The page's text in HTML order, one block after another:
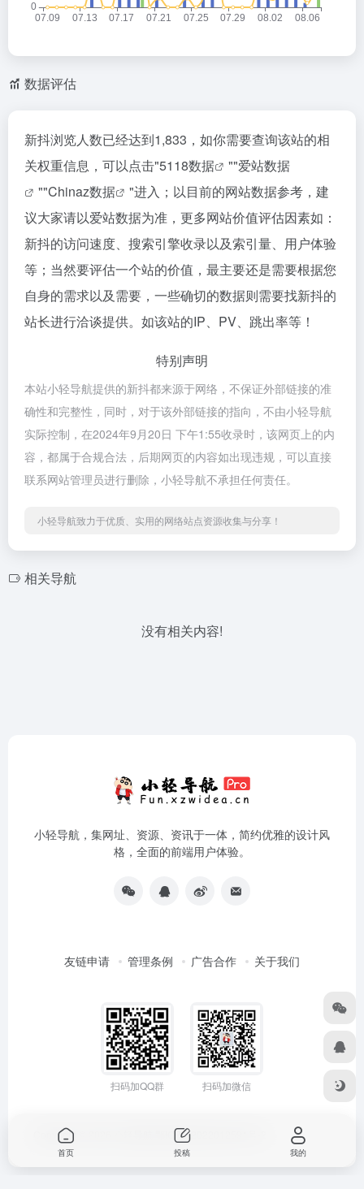
数据评估
新抖浏览人数已经达到1,833，如你需要查询该站的相
关权重信息，可以点击"5118数据 ""爱站数据
""Chinaz数据
"进入；以目前的网站数据参考，建
议大家请以爱站数据为准，更多网站价值评估因素如：
新抖的访问速度、搜索引擎收录以及索引量、用户体验
等；当然要评估一个站的价值，最主要还是需要根据您
自身的需求以及需要，一些确切的数据则需要找新抖的
站长进行洽谈提供。如该站的IP、PV、跳出率等！
特别声明
本站小轻导航提供的新抖都来源于网络，不保证外部链接的准
确性和完整性，同时，对于该外部链接的指向，不由小轻导航
实际控制，在2024年9月20日 下午1:55收录时，该网页上的内
容，都属于合规合法，后期网页的内容如出现违规，可以直接
联系网站管理员进行删除，小轻导航不承担任何责任。
小轻导航致力于优质、实用的网络站点资源收集与分享！
相关导航
没有相关内容!
小轻导航，集网址、资源、资讯于一体，简约优雅的设计风
格，全面的前端用户体验。
友链申请 管理条例 广告合作 关于我们
扫码加QQ群 扫码加微信
Copyright © 2026 鄂ICP备2022012591号-2
首页 投稿 我的